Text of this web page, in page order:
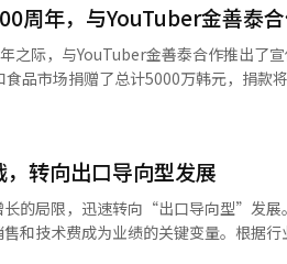
汉制药作为全球创新制药公司，重新
于20日正式开馆，经过改造的旧办公楼曾于1962年至
产基地使用。特别是，这里不仅是员工
理念。通过体验项目，访客可以感受到
树广场’两部分。
柳树屋一层，尤汉制药象征性的‘柳树’标志在一面墙上
示尤汉制药100年历史的宣传视频，以及
普拉敏’到2024年首个获得美国食品
展史上推出的历史性产品按年度展出。 另一方面，尤汉
周年，与YouTuber金善泰
之际，与YouTuber金善泰合作推出了
品市场捐赠了总计5000万韩元，捐款
频于5日公开，内容介绍了成立100周
券的“100周年黄金票活动”、以及推荐
将于20日迎来成立100周年。公司自
制药相关人士表示：“在成立100周年
士的精神为基础，开展促进国民健康
转向出口导向型发展
的局限，迅速转向“出口导向型”发展
和技术费成为业绩的关键变量。根据
续，出口比例高的企业业绩改善明显，